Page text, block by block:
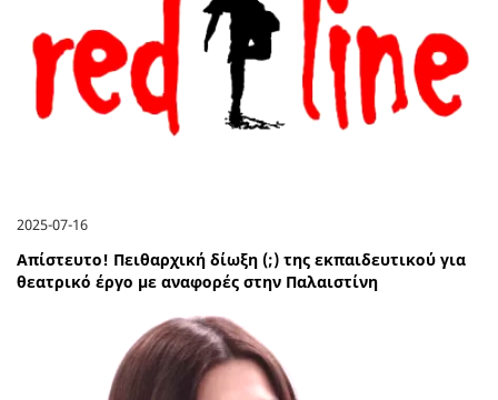
2025-07-16
Απίστευτο! Πειθαρχική δίωξη (;) της εκπαιδευτικού για
θεατρικό έργο με αναφορές στην Παλαιστίνη